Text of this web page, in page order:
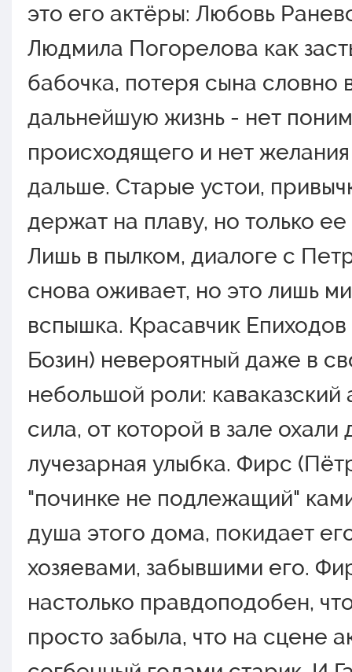
это его актёры: Любовь
Людмила Погорелова как
бабочка, потеря сына словно
дальнейшую жизнь - нет
происходящего и нет желания
дальше. Старые устои,
держат на плаву, но только
Лишь в пылком, диалоге с
снова оживает, но это лишь
вспышка. Красавчик
Бозин) невероятный даже в
небольшой роли: каваказский
сила, от которой в зале охали
лучезарная улыбка. Фирс
"починке не подлежащий"
душа этого дома, покидает
хозяевами, забывшими его.
настолько правдоподобен,
просто забыла, что на сцене